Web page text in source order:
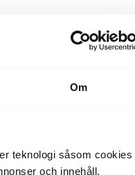
Om
teknologi såsom cookies
och innehåll,